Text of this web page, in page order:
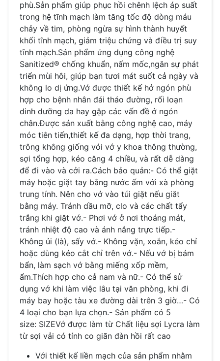
phù.Sản phẩm giúp phục hồi chênh lệch áp suất
trong hệ tĩnh mạch làm tăng tốc độ dòng máu
chảy về tim, phòng ngừa sự hình thành huyết
khối tĩnh mạch, giảm triệu chứng và điều trị suy
tĩnh mạch.Sản phẩm ứng dụng công nghệ
Sanitized® chống khuẩn, nấm mốc,ngăn sự phát
triển mùi hôi, giúp bạn tươi mát suốt cả ngày và
không lo dị ứng.Vớ được thiết kế hở ngón phù
hợp cho bệnh nhân đái tháo đường, rối loạn
dinh dưỡng da hay gặp các vấn đề ở ngón
chân.Được sản xuất bằng công nghệ cao, máy
móc tiên tiến,thiết kế đa dạng, hợp thời trang,
trông không giống vói vớ y khoa thông thường,
sợi tổng hợp, kéo căng 4 chiều, và rất dễ dàng
để đi vào và cởi ra.Cách bảo quản:- Có thể giặt
máy hoặc giặt tay bằng nước ấm với xà phòng
trung tính. Nên cho vớ vào túi giặt nếu giăt
bằng máy. Tránh dầu mỡ, clo và các chất tẩy
trắng khi giặt vớ.- Phơi vớ ở nơi thoáng mát,
tránh nhiệt độ cao và ánh nắng trực tiếp.-
Không ủi (là), sấy vớ.- Không vặn, xoắn, kéo chỉ
hoặc dùng kéo cắt chỉ trên vớ.- Nếu vớ bị bám
bẩn, làm sạch vớ bằng miếng xốp mềm,
ẩm.Thích hợp cho cả nam và nữ.- Có thể sử
dụng vớ khi làm việc lâu tại văn phòng, khi đi
máy bay hoặc tàu xe đường dài trên 3 giờ…- Có
4 loại cho bạn lựa chọn.- Sản phẩm có 5
size: SIZEVớ được làm từ Chất liệu sợi Lycra làm
từ sợi vải có tính co giãn đàn hồi rất cao
Với thiết kế liền mạch của sản phẩm nhằm